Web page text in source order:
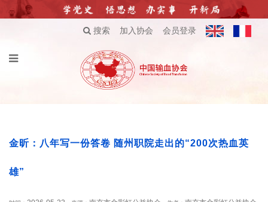
搜索 加入协会 会员登录
金昕：八年写一份答卷 随州职院走出的“200次热血英
雄”